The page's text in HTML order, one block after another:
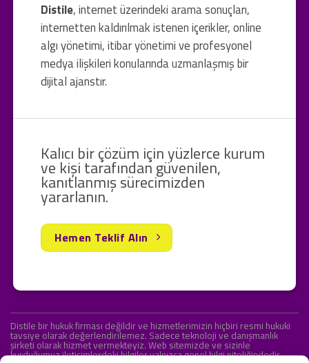
Distile, internet üzerindeki arama sonuçları,
internetten kaldırılmak istenen içerikler, online
algı yönetimi, itibar yönetimi ve profesyonel
medya ilişkileri konularında uzmanlaşmış bir
dijital ajanstır.
Kalıcı bir çözüm için yüzlerce kurum
ve kişi tarafından güvenilen,
kanıtlanmış sürecimizden
yararlanın.
Hemen Teklif Alın
Distile bir hukuk firması değildir ve hizmetlerimizin hiçbiri resmi hukuki
tavsiye olarak değerlendirilemez. Sadece teknoloji ve danışmanlık
şirketi olarak hizmet vermekteyiz. Web sitemizde ve sizinle
kurduğumuz iletişimlerdeki bilgiler yalnızca genel bilgi niteliğindedir.